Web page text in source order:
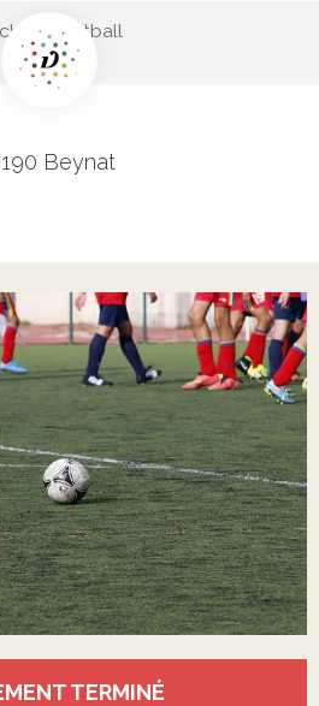
de football
Beynat
TERMINÉ